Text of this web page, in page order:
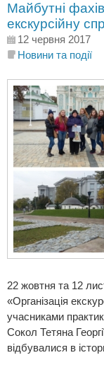
Майбутні
екскурсійну
12 червня 2017
Новини та події
22 жовтня та 12
«Організація
учасниками
Сокол Тетяна
відбувалися в